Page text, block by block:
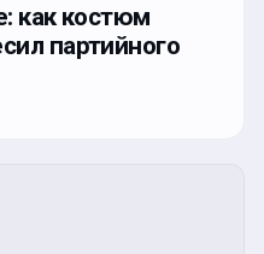
как костюм
партийного